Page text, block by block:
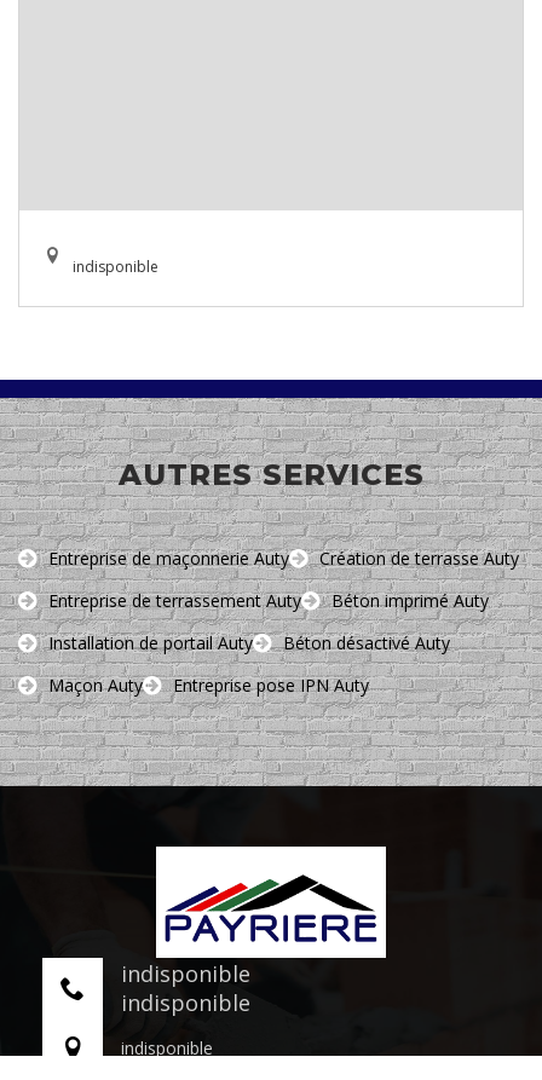
indisponible
AUTRES SERVICES
Entreprise de maçonnerie Auty
Création de terrasse Auty
Entreprise de terrassement Auty
Béton imprimé Auty
Installation de portail Auty
Béton désactivé Auty
Maçon Auty
Entreprise pose IPN Auty
indisponible
indisponible
indisponible